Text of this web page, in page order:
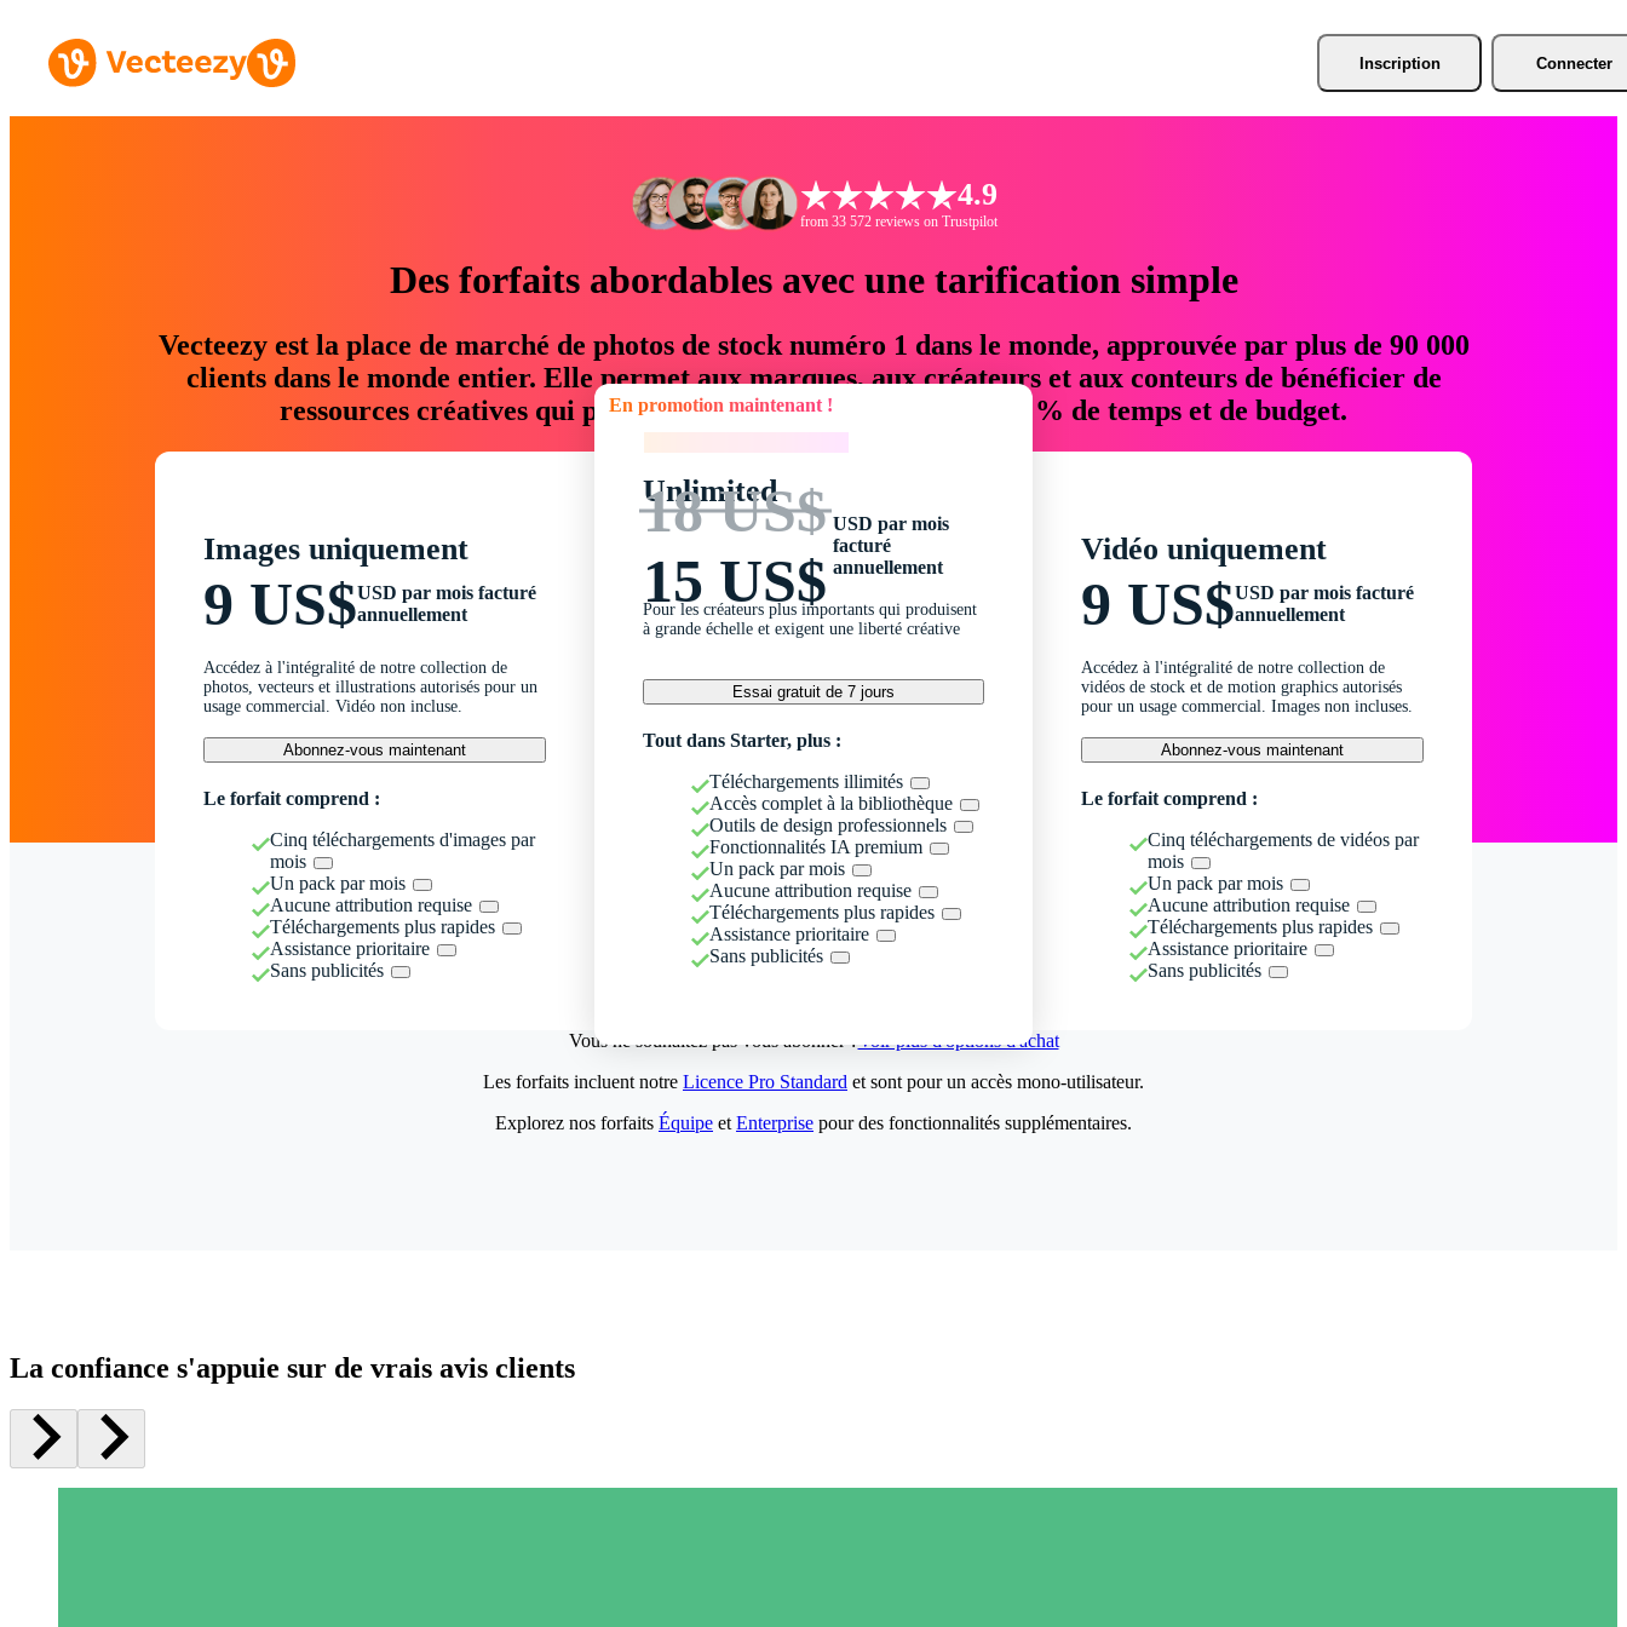
Inscription Connecter
4.9
from 33 572 reviews on Trustpilot
Des forfaits abordables avec une tarification simple
Vecteezy est la place de marché de photos de stock numéro 1 dans le monde, approuvée par plus de 90 000
clients dans le monde entier. Elle permet aux marques, aux créateurs et aux conteurs de bénéficier de
ressources créatives qui permettent d'économiser jusqu'à 76 % de temps et de budget.
Images uniquement
9 US$USD par mois facturé
annuellement
Accédez à l'intégralité de notre collection de
photos, vecteurs et illustrations autorisés pour un
usage commercial. Vidéo non incluse.
Abonnez-vous maintenant
Le forfait comprend :
Cinq téléchargements d'images par
mois
Un pack par mois
Aucune attribution requise
Téléchargements plus rapides
Assistance prioritaire
Sans publicités
En promotion maintenant !
Unlimited
18 US$
15 US$
USD par mois
facturé
annuellement
Pour les créateurs plus importants qui produisent
à grande échelle et exigent une liberté créative
Essai gratuit de 7 jours
Tout dans Starter, plus :
Téléchargements illimités
Accès complet à la bibliothèque
Outils de design professionnels
Fonctionnalités IA premium
Un pack par mois
Aucune attribution requise
Téléchargements plus rapides
Assistance prioritaire
Sans publicités
Vidéo uniquement
9 US$USD par mois facturé
annuellement
Accédez à l'intégralité de notre collection de
vidéos de stock et de motion graphics autorisés
pour un usage commercial. Images non incluses.
Abonnez-vous maintenant
Le forfait comprend :
Cinq téléchargements de vidéos par
mois
Un pack par mois
Aucune attribution requise
Téléchargements plus rapides
Assistance prioritaire
Sans publicités
Vous ne souhaitez pas vous abonner ?Voir plus d'options d'achat
Les forfaits incluent notre Licence Pro Standard et sont pour un accès mono-utilisateur.
Explorez nos forfaits Équipe et Enterprise pour des fonctionnalités supplémentaires.
La confiance s'appuie sur de vrais avis clients